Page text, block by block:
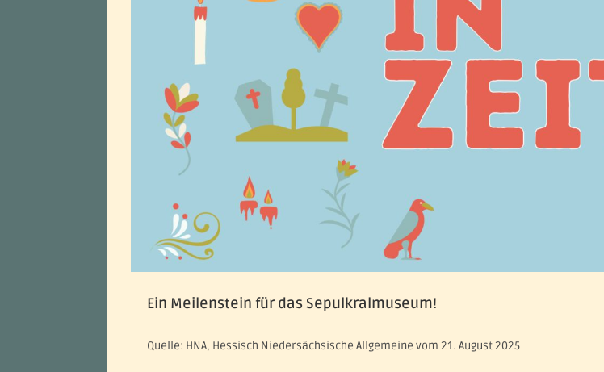
Ein Meilenstein für das Sepulkralmuseum!
Quelle: HNA, Hessisch Niedersächsische Allgemeine vom 21. August 2025